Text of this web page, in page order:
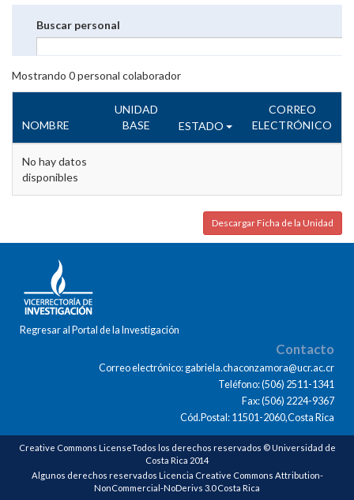
Buscar personal
Mostrando 0personal colaborador
NOMBRE
UNIDAD
BASE
ESTADO
CORREO
ELECTRÓNICO
No hay datos
disponibles
Descargar Ficha de la Unidad
Regresar al Portal de la Investigación
Contacto
Correo electrónico: gabriela.chaconzamora@ucr.ac.cr
Teléfono: (506) 2511-1341
Fax: (506) 2224-9367
Cód.Postal: 11501-2060,Costa Rica
Creative Commons LicenseTodos los derechos reservados © Universidad de
Costa Rica 2014
Algunos derechos reservados Licencia Creative Commons Attribution-
NonCommercial-NoDerivs 3.0 Costa Rica